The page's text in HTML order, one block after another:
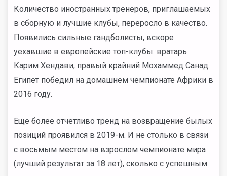
Количество иностранных тренеров, приглашаемых
в сборную и лучшие клубы, переросло в качество.
Появились сильные гандболисты, вскоре
уехавшие в европейские топ-клубы: вратарь
Карим Хендави, правый крайний Мохаммед Санад.
Египет победил на домашнем чемпионате Африки в
2016 году.
Еще более отчетливо тренд на возвращение былых
позиций проявился в 2019-м. И не столько в связи
с восьмым местом на взрослом чемпионате мира
(лучший результат за 18 лет), сколько с успешным